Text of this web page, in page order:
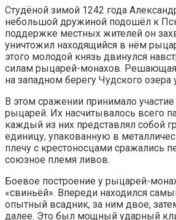
Студёной зимой 1242 года
небольшой дружиной подошёл к
поддержке местных жителей он
уничтожил находящийся в нём
этого молодой князь двинулся
силам рыцарей-монахов.
на западном берегу Чудского озера
В этом сражении принимало
рыцарей. Их насчитывалось всего
каждый из них представлял собой
единицу, упакованную в
плечу с крестоносцами сражались
союзное племя ливов.
Боевое построение у рыцарей-
«свиньёй». Впереди находился
опытный всадник, за ним двое,
далее. Это был мощный ударный